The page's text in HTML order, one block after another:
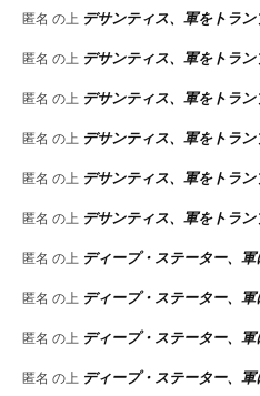
匿名 の上 デサンティス、軍をトラ
匿名 の上 デサンティス、軍をトラ
匿名 の上 デサンティス、軍をトラ
匿名 の上 デサンティス、軍をトラ
匿名 の上 デサンティス、軍をトラ
匿名 の上 デサンティス、軍をトラ
匿名 の上 ディープ・ステーター、
匿名 の上 ディープ・ステーター、
匿名 の上 ディープ・ステーター、
匿名 の上 ディープ・ステーター、